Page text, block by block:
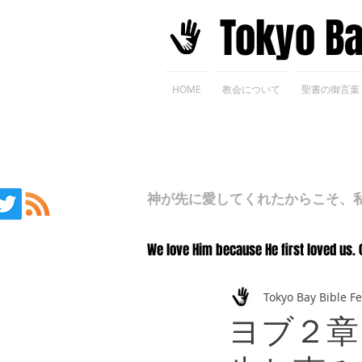
​Tokyo
HOME 教会について 聖書の御言葉
神が先に愛してくれたからこそ、
We love Him because He first loved us.
ヨブ２
Tokyo Bay Bible